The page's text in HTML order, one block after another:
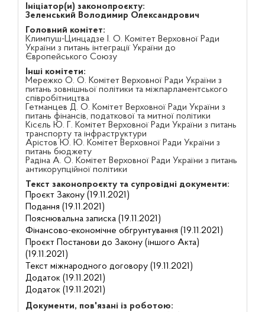
Ініціатор(и) законопроєкту:
Зеленський Володимир Олександрович
Головний комітет:
Климпуш-Цинцадзе І. О. Комітет Верховної Ради
України з питань інтеграції України до
Європейського Союзу
Інші комітети:
Мережко О. О. Комітет Верховної Ради України з
питань зовнішньої політики та міжпарламентського
співробітництва
Гетманцев Д. О. Комітет Верховної Ради України з
питань фінансів, податкової та митної політики
Кісєль Ю. Г. Комітет Верховної Ради України з питань
транспорту та інфраструктури
Арістов Ю. Ю. Комітет Верховної Ради України з
питань бюджету
Радіна А. О. Комітет Верховної Ради України з питань
антикорупційної політики
Текст законопроєкту та супровідні документи:
Проєкт Закону (19.11.2021)
Подання (19.11.2021)
Пояснювальна записка (19.11.2021)
Фінансово-економічне обгрунтування (19.11.2021)
Проєкт Постанови до Закону (іншого Акта)
(19.11.2021)
Текст міжнародного договору (19.11.2021)
Додаток (19.11.2021)
Додаток (19.11.2021)
Документи, пов'язані із роботою: